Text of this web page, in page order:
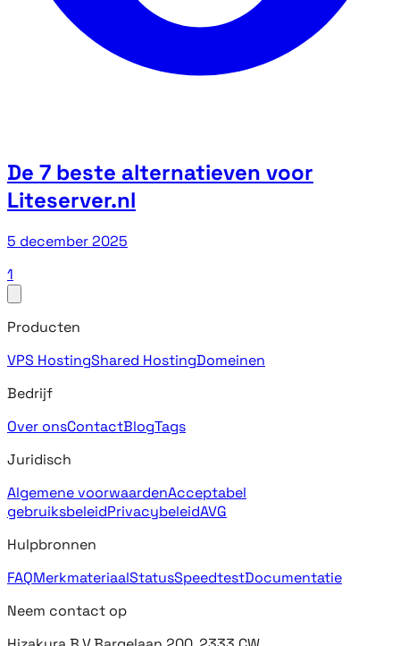
De 7 beste alternatieven voor
Liteserver.nl
5 december 2025
1
Producten
VPS HostingShared HostingDomeinen
Bedrijf
Over onsContactBlogTags
Juridisch
Algemene voorwaardenAcceptabel
gebruiksbeleidPrivacybeleidAVG
Hulpbronnen
FAQMerkmateriaalStatusSpeedtestDocumentatie
Neem contact op